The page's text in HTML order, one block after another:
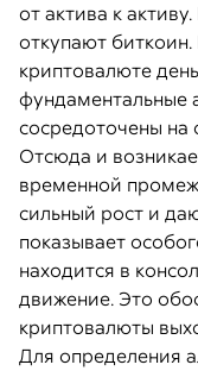
от актива к
откупают
криптовалюте
фундаментальные
сосредоточены на
Отсюда и
временной
сильный рост и
показывает
находится в
движение. Это
криптовалюты
Для определения